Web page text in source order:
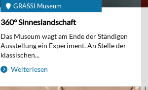
GRASSI Museum
360° Sinneslandschaft
Das Museum wagt am Ende der Ständigen
Ausstellung ein Experiment. An Stelle der
klassischen...
Weiterlesen